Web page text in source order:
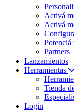
Activá
Activá
Potenciá
Partners
Lanzamientos
Herramientas
Tienda
Login